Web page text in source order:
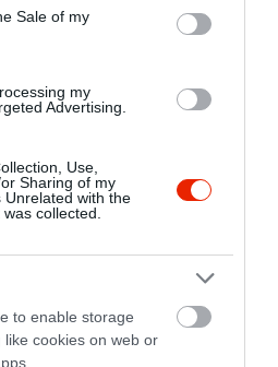
Sale of my
my
Advertising.
Use,
Sharing of my
Unrelated with the
collected.
to enable storage
cookies on web or